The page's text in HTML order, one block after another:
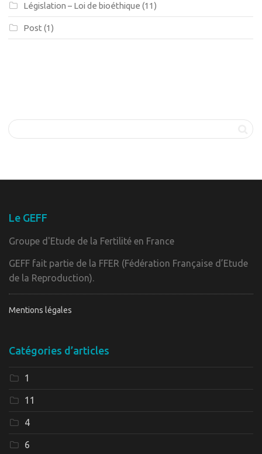
Législation – Loi de bioéthique (11)
Post (1)
Le GEFF
Groupe d'Etude de la Fertilité en France
GEFF fait partie de la FFER (Fédération Française d’Etude
de la Reproduction).
Mentions légales
Catégories d’articles
1
11
4
6